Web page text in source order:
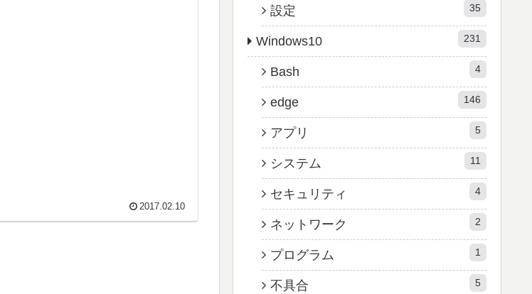
2017.02.10
設定 35
Windows10 231
Bash 4
edge 146
アプリ 5
システム 11
セキュリティ 4
ネットワーク 2
プログラム 1
不具合 5